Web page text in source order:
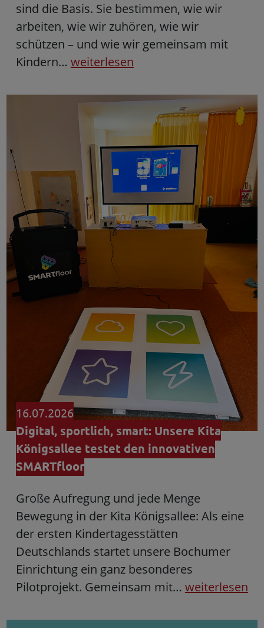
sind die Basis. Sie bestimmen, wie wir
arbeiten, wie wir zuhören, wie wir
schützen – und wie wir gemeinsam mit
Kindern… weiterlesen
16.07.2026
Digital, sportlich, smart: Unsere Kita
Königsallee testet den innovativen
SMARTfloor
Große Aufregung und jede Menge
Bewegung in der Kita Königsallee: Als eine
der ersten Kindertagesstätten
Deutschlands startet unsere Bochumer
Einrichtung ein ganz besonderes
Pilotprojekt. Gemeinsam mit… weiterlesen